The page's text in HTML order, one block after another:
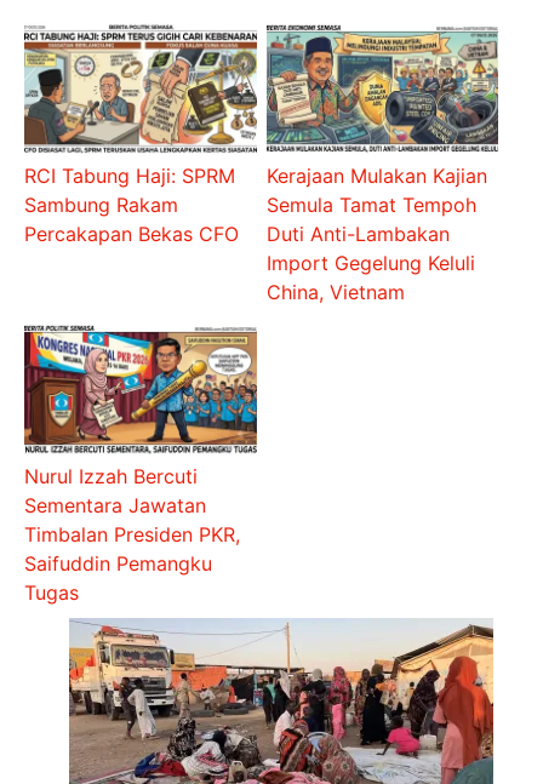
RCI Tabung Haji: SPRM
Sambung Rakam
Percakapan Bekas CFO
Kerajaan Mulakan Kajian
Semula Tamat Tempoh
Duti Anti-Lambakan
Import Gegelung Keluli
China, Vietnam
Nurul Izzah Bercuti
Sementara Jawatan
Timbalan Presiden PKR,
Saifuddin Pemangku
Tugas